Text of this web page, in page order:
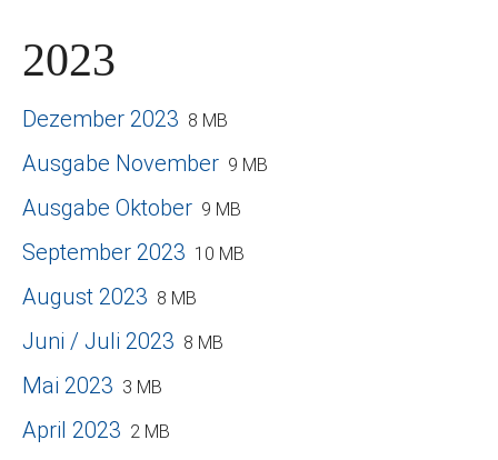
2023
Dezember 2023 8 MB
Ausgabe November 9 MB
Ausgabe Oktober 9 MB
September 2023 10 MB
August 2023 8 MB
Juni / Juli 2023 8 MB
Mai 2023 3 MB
April 2023 2 MB